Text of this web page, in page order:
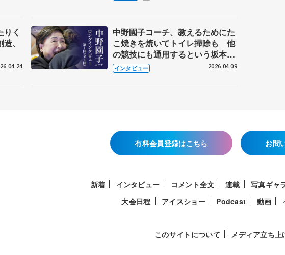
く
、
中野園子コーチ、教えるためにた
こ焼きを焼いてトイレ掃除も 他
の競技にも通用するという坂本花
織の筋肉
インタビュー 2026.04.09
有料会員登録はこちら お問
新着 インタビュー コメント全文 連載 写真ギャ
大会日程
アイスショー Podcast 動画
このサイトについて メディア立ち